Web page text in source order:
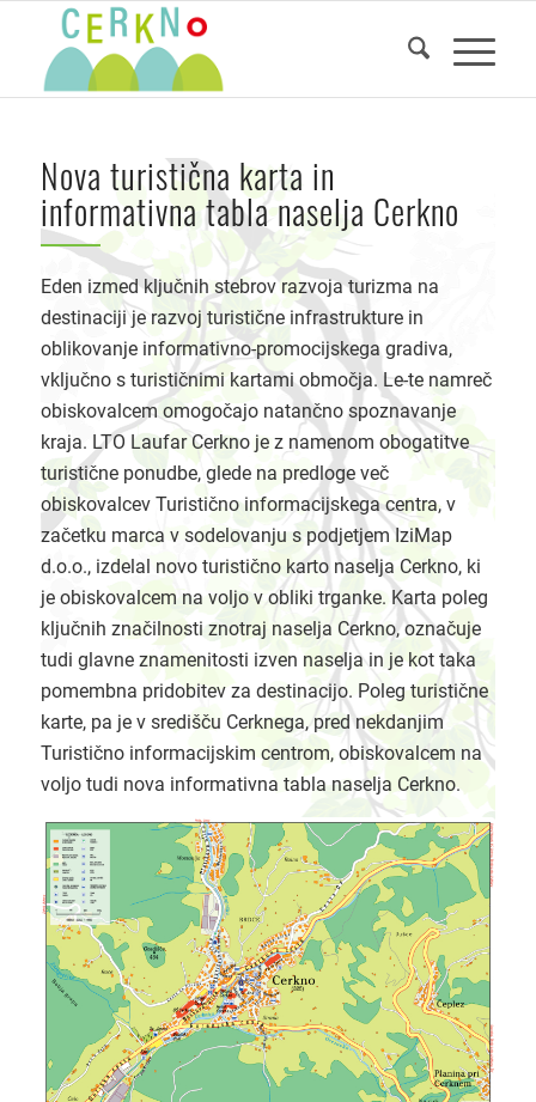
Nova turistična karta in
informativna tabla naselja Cerkno
Eden izmed ključnih stebrov razvoja turizma na
destinaciji je razvoj turistične infrastrukture in
oblikovanje informativno-promocijskega gradiva,
vključno s turističnimi kartami območja. Le-te namreč
obiskovalcem omogočajo natančno spoznavanje
kraja. LTO Laufar Cerkno je z namenom obogatitve
turistične ponudbe, glede na predloge več
obiskovalcev Turistično informacijskega centra, v
začetku marca v sodelovanju s podjetjem IziMap
d.o.o., izdelal novo turistično karto naselja Cerkno, ki
je obiskovalcem na voljo v obliki trganke. Karta poleg
ključnih značilnosti znotraj naselja Cerkno, označuje
tudi glavne znamenitosti izven naselja in je kot taka
pomembna pridobitev za destinacijo. Poleg turistične
karte, pa je v središču Cerknega, pred nekdanjim
Turistično informacijskim centrom, obiskovalcem na
voljo tudi nova informativna tabla naselja Cerkno.